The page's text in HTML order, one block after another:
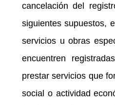
cancelación del
siguientes supuestos,
servicios u obras
encuentren
prestar servicios que
social o actividad